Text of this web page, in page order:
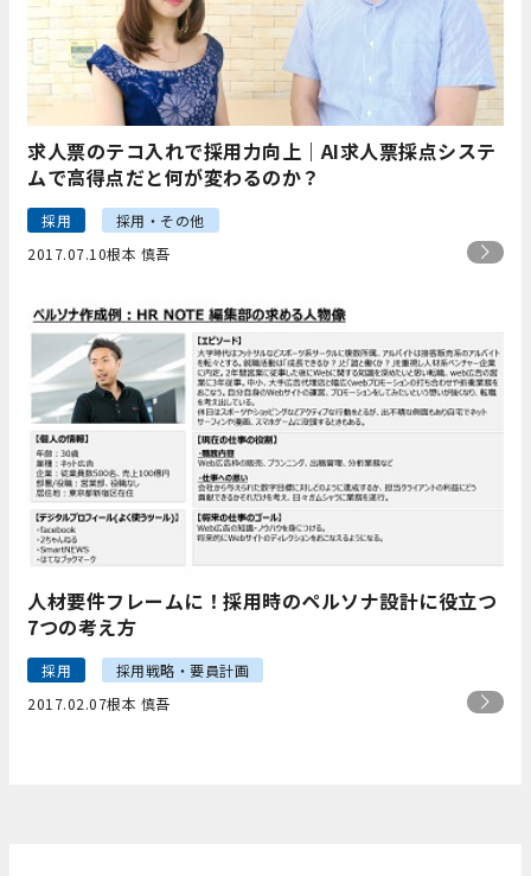
求人票のテコ入れで採用力向上｜AI求人票採点システ
ムで高得点だと何が変わるのか？
採用
採用・その他
2017.07.10根本 慎吾
人材要件フレームに！採用時のペルソナ設計に役立つ
7つの考え方
採用
採用戦略・要員計画
2017.02.07根本 慎吾